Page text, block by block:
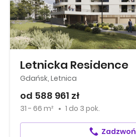
Letnicka Residence
Gdańsk, Letnica
od 588 961 zł
31 - 66 m² 1 do 3 pok.
Zadzwoń